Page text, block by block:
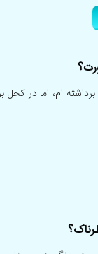
ام، اما در